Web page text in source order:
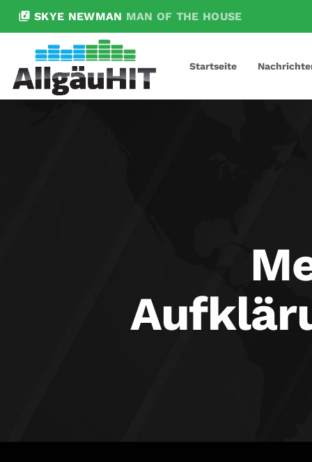
library_music SKYE NEWMAN MAN OF THE HOUSE
Startseite